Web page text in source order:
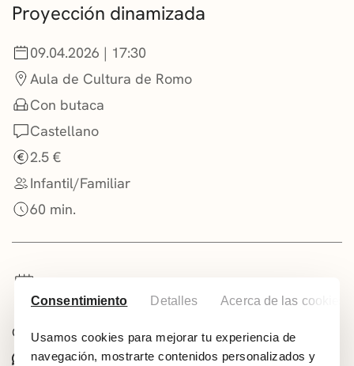
Consentimiento Detalles Acerca de las cookies
Usamos cookies para mejorar tu experiencia de
navegación, mostrarte contenidos personalizados y
Proyección dinamizada
09.04.2026 | 17:30
Aula de Cultura de Romo
Con butaca
Castellano
2.5 €
Infantil/Familiar
60 min.
Comparte este evento:
Whatsapp
Facebook X